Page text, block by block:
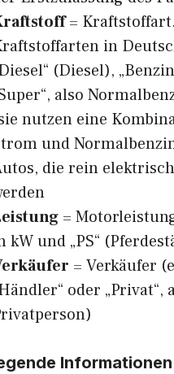
=
in
(Diesel),
also
nutzen eine
und
die rein
=
kW und „PS“
= Verkäufer
oder „Privat“,